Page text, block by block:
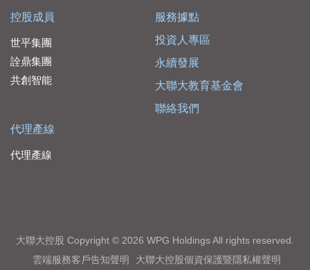
控股成員
世平集團
詮鼎集團
共創智能
代理產線
代理產線
服務據點
投資人專區
永續發展
大聯大教育基金會
聯絡我們
大聯大控股 Copyright © 2026 WPG Holdings All rights reserved.
雲端服務客戶告知聲明
大聯大控股個資保護暨隱私權聲明